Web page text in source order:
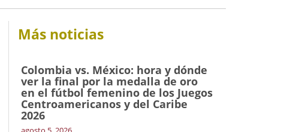
Más noticias
Colombia vs. México: hora y dónde
ver la final por la medalla de oro
en el fútbol femenino de los Juegos
Centroamericanos y del Caribe
2026